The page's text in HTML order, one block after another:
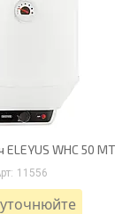
ELEYUS WHC 50 MT
11556